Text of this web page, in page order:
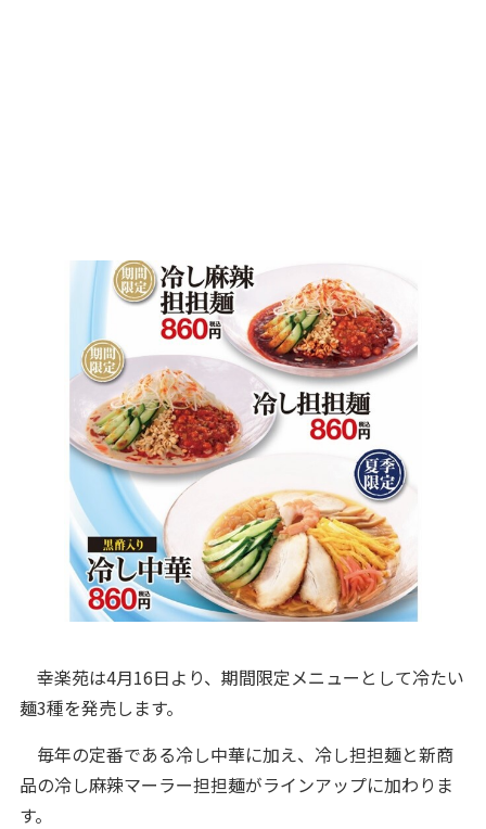
幸楽苑は4月16日より、期間限定メニューとして冷たい
麺3種を発売します。
毎年の定番である冷し中華に加え、冷し担担麺と新商
品の冷し麻辣マーラー担担麺がラインアップに加わりま
す。